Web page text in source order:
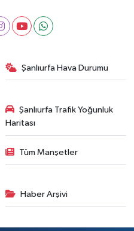
Şanlıurfa Hava Durumu
Şanlıurfa Trafik Yoğunluk
Haritası
Tüm Manşetler
Haber Arşivi